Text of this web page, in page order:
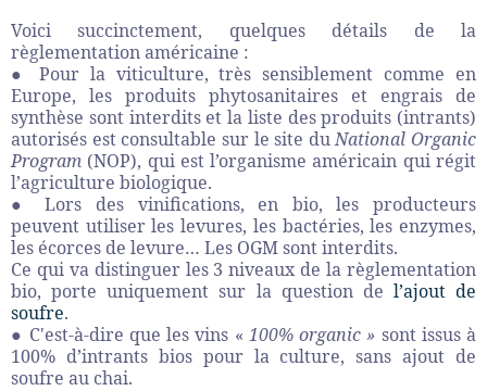
Voici succinctement, quelques détails de la
règlementation américaine :
● Pour la viticulture, très sensiblement comme en
Europe, les produits phytosanitaires et engrais de
synthèse sont interdits et la liste des produits (intrants)
autorisés est consultable sur le site duNational Organic
Program (NOP), qui est l’organisme américain qui régit
l’agriculture biologique.
● Lors des vinifications, en bio, les producteurs
peuvent utiliser les levures, les bactéries, les enzymes,
les écorces de levure… Les OGM sont interdits.
Ce qui va distinguer les 3 niveaux de la règlementation
bio, porte uniquement sur la question de l’ajout de
soufre.
● C'est-à-dire que les vins « 100% organic » sont issus à
100% d’intrants bios pour la culture, sans ajout de
soufre au chai.